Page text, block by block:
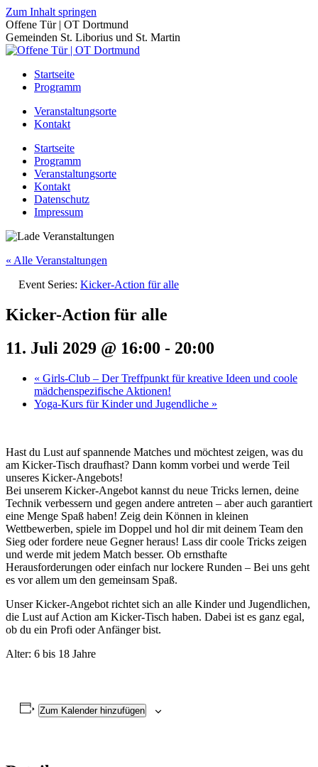
Zum Inhalt springen
Offene Tür | OT Dortmund
Gemeinden St. Liborius und St. Martin
Startseite
Programm
Veranstaltungsorte
Kontakt
Startseite
Programm
Veranstaltungsorte
Kontakt
Datenschutz
Impressum
« Alle Veranstaltungen
Event Series: Kicker-Action für alle
Kicker-Action für alle
11. Juli 2029 @ 16:00 - 20:00
« Girls-Club – Der Treffpunkt für kreative Ideen und coole
mädchenspezifische Aktionen!
Yoga-Kurs für Kinder und Jugendliche »
Hast du Lust auf spannende Matches und möchtest zeigen, was du
am Kicker-Tisch draufhast? Dann komm vorbei und werde Teil
unseres Kicker-Angebots!
Bei unserem Kicker-Angebot kannst du neue Tricks lernen, deine
Technik verbessern und gegen andere antreten – aber auch garantiert
eine Menge Spaß haben! Zeig dein Können in kleinen
Wettbewerben, spiele im Doppel und hol dir mit deinem Team den
Sieg oder fordere neue Gegner heraus! Lass dir coole Tricks zeigen
und werde mit jedem Match besser. Ob ernsthafte
Herausforderungen oder einfach nur lockere Runden – Bei uns geht
es vor allem um den gemeinsam Spaß.
Unser Kicker-Angebot richtet sich an alle Kinder und Jugendlichen,
die Lust auf Action am Kicker-Tisch haben. Dabei ist es ganz egal,
ob du ein Profi oder Anfänger bist.
Alter: 6 bis 18 Jahre
Zum Kalender hinzufügen